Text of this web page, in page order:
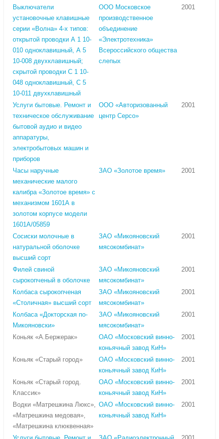
Выключатели
установочные клавишные
серии «Волна» 4-х типов:
открытой проводки А 1 10-
010 одноклавишный, А 5
10-008 двухклавишный;
скрытой проводки С 1 10-
048 одноклавишный, С 5
10-011 двухклавишный
ООО Московское
производственное
объединение
«Электротехника»
Всероссийского общества
слепых
2001
Услуги бытовые. Ремонт и
техническое обслуживание
бытовой аудио и видео
аппаратуры,
электробытовых машин и
приборов
ООО «Авторизованный
центр Серсо»
2001
Часы наручные
механические малого
калибра «Золотое время» с
механизмом 1601А в
золотом корпусе модели
1601А/05859
ЗАО «Золотое время» 2001
Сосиски молочные в
натуральной оболочке
высший сорт
ЗАО «Микояновский
мясокомбинат»
2001
Филей свиной
сырокопченый в оболочке
ЗАО «Микояновский
мясокомбинат»
2001
Колбаса сырокопченая
«Столичная» высший сорт
ЗАО «Микояновский
мясокомбинат»
2001
Колбаса «Докторская по-
Микояновски»
ЗАО «Микояновский
мясокомбинат»
2001
Коньяк «А.Бержерак»
ОАО «Московский винно-
коньячный завод КиН»
2001
Коньяк «Старый город»
ОАО «Московский винно-
коньячный завод КиН»
2001
Коньяк «Старый город.
Классик»
ОАО «Московский винно-
коньячный завод КиН»
2001
Водки «Матрешкина Люкс»,
«Матрешкина медовая»,
«Матрешкина клюквенная»
ОАО «Московский винно-
коньячный завод КиН»
2001